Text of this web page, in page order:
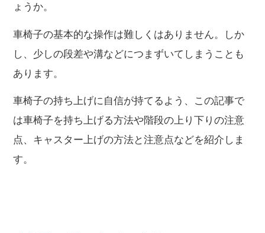
ょうか。
車椅子の基本的な操作は難しくはありません。しか
し、少しの段差や溝などにつまずいてしまうことも
あります。
車椅子の持ち上げに自信が持てるよう、この記事で
は車椅子を持ち上げる方法や階段の上り下りの注意
点、キャスター上げの方法と注意点などを紹介しま
す。